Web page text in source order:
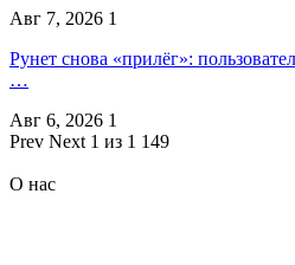
Авг 7, 2026 1
Рунет снова «прилёг»:
…
Авг 6, 2026 1
Prev Next 1 из 1 149
О нас